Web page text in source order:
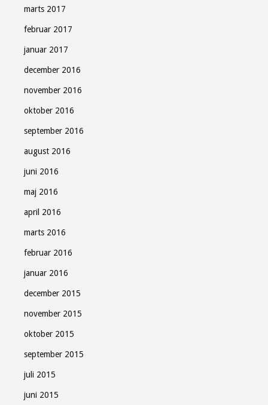
marts 2017
februar 2017
januar 2017
december 2016
november 2016
oktober 2016
september 2016
august 2016
juni 2016
maj 2016
april 2016
marts 2016
februar 2016
januar 2016
december 2015
november 2015
oktober 2015
september 2015
juli 2015
juni 2015